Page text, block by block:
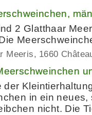
2 Glatthaar
Meeris 1660
der
in ein
nicht. Die